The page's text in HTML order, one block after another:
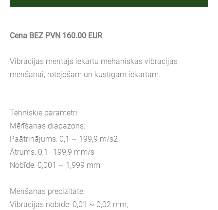
Cena BEZ PVN 160.00 EUR
Vibrācijas mērītājs iekārtu mehāniskās vibrācijas
mērīšanai, rotējošām un kustīgām iekārtām.
Tehniskie parametri:
Mērīšanas diapazons:
Paātrinājums: 0,1 ~ 199,9 m/s2
Ātrums: 0,1–199,9 mm/s
Nobīde: 0,001 ~ 1,999 mm
Mērīšanas precizitāte:
Vibrācijas nobīde: 0,01 ~ 0,02 mm,